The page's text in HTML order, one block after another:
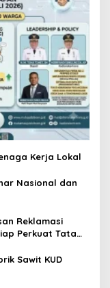
Kerja Lokal
Nasional dan
Reklamasi
Perkuat Tata
Sawit KUD